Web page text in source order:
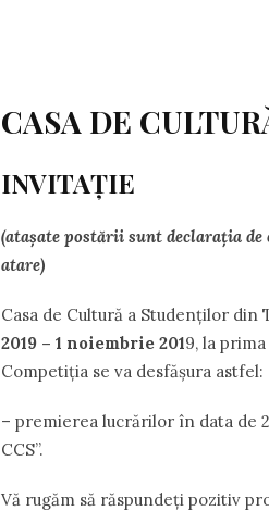
CASA DE
INVITAȚIE
(atașate postării sunt declarația
atare)
Casa de Cultură a Studenților
2019 – 1 noiembrie 2019, la
Competiția se va desfăşura
– premierea lucrărilor în data de
CCS”.
Vă rugăm să răspundeţi pozitiv